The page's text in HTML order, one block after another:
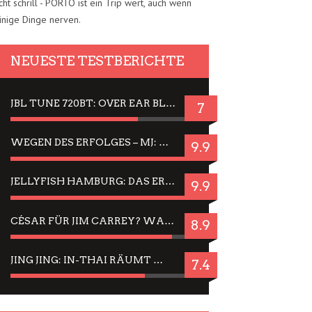
schrill - PORTO ist ein Trip wert, auch wenn
Dinge nerven.
NEUESTE TESTBERICHTE
JBL TUNE 720BT: OVER EAR BLUETOOTH KOPFHÖRER UM DIE 50,-€ IM DAUER-TEST 7
WEGEN DES ERFOLGES – MJ: MICHAEL JACKSON MUSICAL IN EINER MATINEE SEHEN 9.9
JELLYFISH HAMBURG: DAS ERFOLGREICHE SOMMER-MENÜ 2025 IN GEFÜHLEN UND BILDERN 9.9
CÉSAR FÜR JIM CARREY? WARUM DAS EINER DER NERVIGSTEN ACTORS IST UND BLEIBT 8.9
JING JING: IN-THAI RÄUMT WIEDER TITEL AB – EIN ZWEI-STUNDEN-ERLEBNISBERICHT 7.4